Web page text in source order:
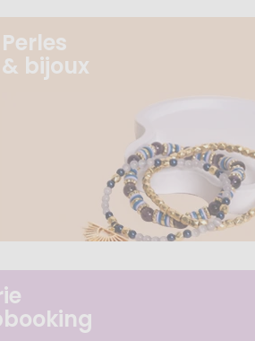
Perles
& bijoux